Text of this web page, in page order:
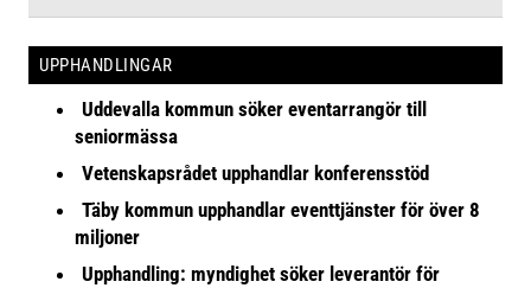
UPPHANDLINGAR
Uddevalla kommun söker eventarrangör till
seniormässa
Vetenskapsrådet upphandlar konferensstöd
Täby kommun upphandlar eventtjänster för över 8
miljoner
Upphandling: myndighet söker leverantör för